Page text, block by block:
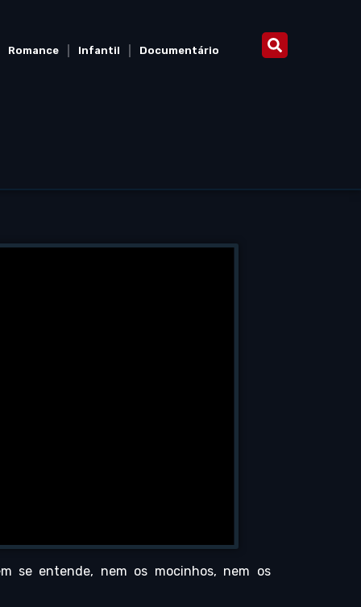
Romance Infantil Documentário
se entende, nem os mocinhos, nem os